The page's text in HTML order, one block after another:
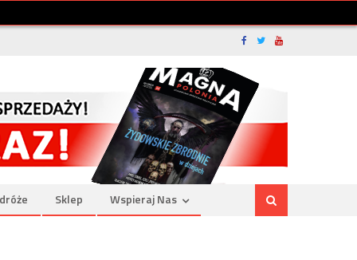
Sklep Wspieraj Nas